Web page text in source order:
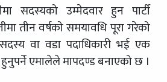
सदस्यको उम्मेदवार हुन पार्टी
तीन वर्षको समयावधि पूरा गरेको
वा वडा पदाधिकारी भई एक
एमालेले मापदण्ड बनाएको छ ।